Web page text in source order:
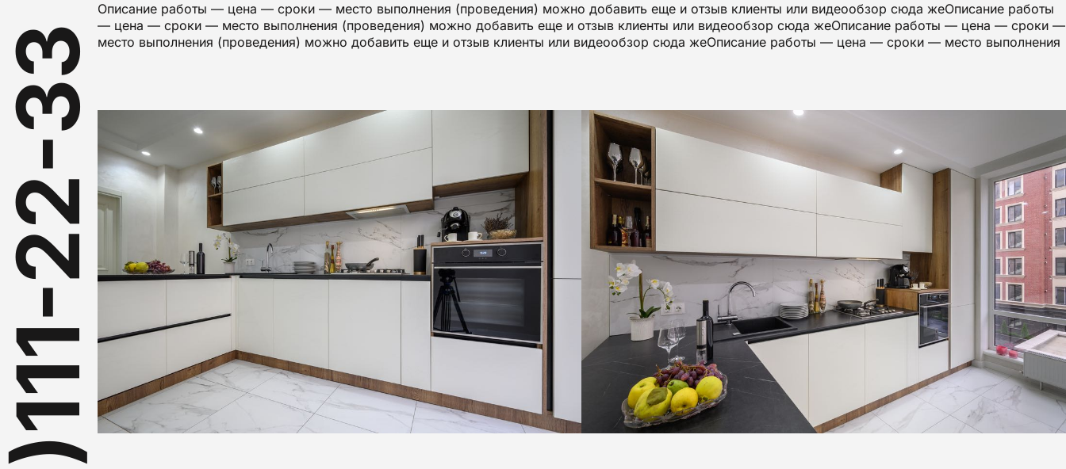
Описание работы — цена — сроки — место выполнения (проведения) можно добавить еще и отзыв клиенты или видеообзор сюда жеОписание работы
— цена — сроки — место выполнения (проведения) можно добавить еще и отзыв клиенты или видеообзор сюда жеОписание работы — цена — сроки —
место выполнения (проведения) можно добавить еще и отзыв клиенты или видеообзор сюда жеОписание работы — цена — сроки — место выполнения